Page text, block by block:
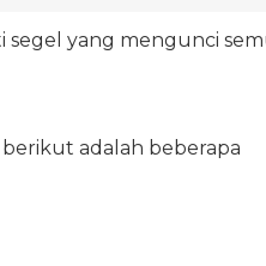
segel yang mengunci
adalah beberapa